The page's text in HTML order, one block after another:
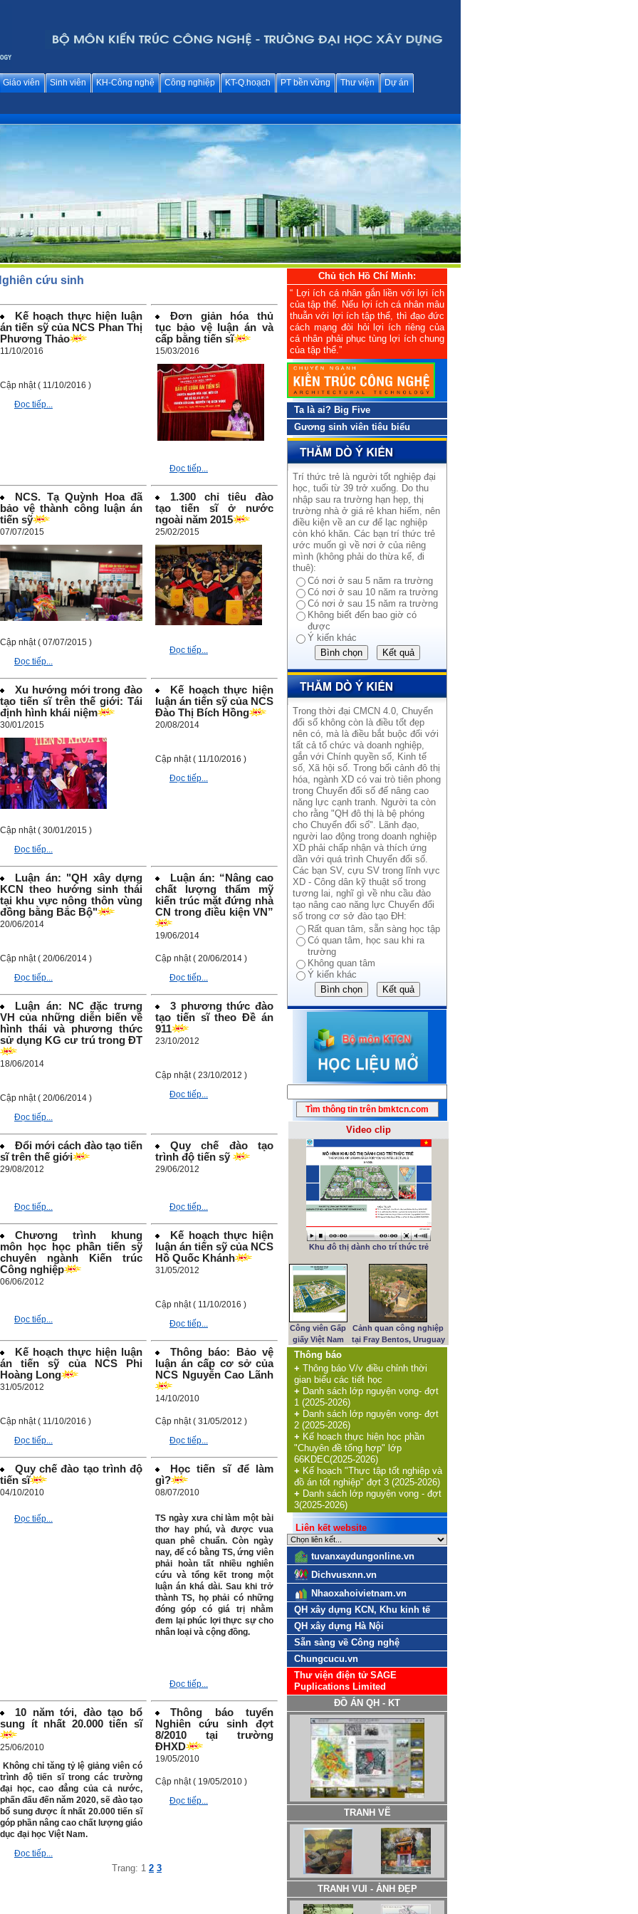
Giáo viên Sinh viên KH-Công nghệ Công nghiệp KT-Q.hoạch PT bền vững Thư viện Dự án
cứu sinh
Kế hoạch thực hiện luận
án tiến sỹ của NCS Phan Thị
Phương Thảo
11/10/2016
Cập nhật ( 11/10/2016 )
Đọc tiếp...
Đơn giản hóa thủ
tục bảo vệ luận án và
cấp bằng tiến sĩ
15/03/2016
Đọc tiếp...
NCS. Tạ Quỳnh Hoa đã
bảo vệ thành công luận án
tiến sỹ
07/07/2015
Cập nhật ( 07/07/2015 )
Đọc tiếp...
1.300 chỉ tiêu đào
tạo tiến sĩ ở nước
ngoài năm 2015
25/02/2015
Đọc tiếp...
Xu hướng mới trong đào
tạo tiến sĩ trên thế giới: Tái
định hình khái niệm
30/01/2015
Cập nhật ( 30/01/2015 )
Đọc tiếp...
Kế hoạch thực hiện
luận án tiến sỹ của NCS
Đào Thị Bích Hồng
20/08/2014
Cập nhật ( 11/10/2016 )
Đọc tiếp...
Luận án: "QH xây dựng
KCN theo hướng sinh thái
tại khu vực nông thôn vùng
đồng bằng Bắc Bộ"
20/06/2014
Cập nhật ( 20/06/2014 )
Đọc tiếp...
Luận án: “Nâng cao
chất lượng thẩm mỹ
kiến trúc mặt đứng nhà
CN trong điều kiện VN”
19/06/2014
Cập nhật ( 20/06/2014 )
Đọc tiếp...
Luận án: NC đặc trưng
VH của những diễn biến về
hình thái và phương thức
sử dụng KG cư trú trong ĐT
18/06/2014
Cập nhật ( 20/06/2014 )
Đọc tiếp...
3 phương thức đào
tạo tiến sĩ theo Đề án
911
23/10/2012
Cập nhật ( 23/10/2012 )
Đọc tiếp...
Đổi mới cách đào tạo tiến
sĩ trên thế giới
29/08/2012
Đọc tiếp...
Quy chế đào tạo
trình độ tiến sỹ
29/06/2012
Đọc tiếp...
Chương trình khung
môn học học phần tiến sỹ
chuyên ngành Kiến trúc
Công nghiệp
06/06/2012
Đọc tiếp...
Kế hoạch thực hiện
luận án tiến sỹ của NCS
Hồ Quốc Khánh
31/05/2012
Cập nhật ( 11/10/2016 )
Đọc tiếp...
Kế hoạch thực hiện luận
án tiến sỹ của NCS Phi
Hoàng Long
31/05/2012
Cập nhật ( 11/10/2016 )
Đọc tiếp...
Thông báo: Bảo vệ
luận án cấp cơ sở của
NCS Nguyễn Cao Lãnh
14/10/2010
Cập nhật ( 31/05/2012 )
Đọc tiếp...
Quy chế đào tạo trình độ
tiến sĩ
04/10/2010
Đọc tiếp...
Học tiến sĩ để làm
gì?
08/07/2010
TS ngày xưa chỉ làm một bài
thơ hay phú, và được vua
quan phê chuẩn. Còn ngày
nay, để có bằng TS, ứng viên
phải hoàn tất nhiều nghiên
cứu và tổng kết trong một
luận án khá dài. Sau khi trở
thành TS, họ phải có những
đóng góp có giá trị nhằm
đem lại phúc lợi thực sự cho
nhân loại và cộng đồng.
Đọc tiếp...
10 năm tới, đào tạo bổ
sung ít nhất 20.000 tiến sĩ
25/06/2010
Không chỉ tăng tỷ lệ giảng viên có
trình độ tiến sĩ trong các trường
đại học, cao đẳng của cả nước,
phấn đấu đến năm 2020, sẽ đào tạo
bổ sung được ít nhất 20.000 tiến sĩ
góp phần nâng cao chất lượng giáo
dục đại học Việt Nam.
Đọc tiếp...
Thông báo tuyển
Nghiên cứu sinh đợt
8/2010 tại trường
ĐHXD
19/05/2010
Cập nhật ( 19/05/2010 )
Đọc tiếp...
Trang: 1 2 3
Chủ tịch Hồ Chí Minh:
“ Lợi ích cá nhân gắn liền với lợi ích
của tập thể. Nếu lợi ích cá nhân mâu
thuẫn với lợi ích tập thể, thì đạo đức
cách mạng đòi hỏi lợi ích riêng của
cá nhân phải phục tùng lợi ích chung
của tập thể.”
Ta là ai? Big Five
Gương sinh viên tiêu biểu
Trí thức trẻ là người tốt nghiệp đại
học, tuổi từ 39 trở xuống. Do thu
nhập sau ra trường hạn hẹp, thị
trường nhà ở giá rẻ khan hiếm, nên
điều kiện về an cư để lạc nghiệp
còn khó khăn. Các bạn trí thức trẻ
ước muốn gì về nơi ở của riêng
mình (không phải do thừa kế, đi
thuê):
Có nơi ở sau 5 năm ra trường
Có nơi ở sau 10 năm ra trường
Có nơi ở sau 15 năm ra trường
Không biết đến bao giờ có
được
Ý kiến khác
Trong thời đại CMCN 4.0, Chuyển
đổi số không còn là điều tốt đẹp
nên có, mà là điều bắt buộc đối với
tất cả tổ chức và doanh nghiệp,
gắn với Chính quyền số, Kinh tế
số, Xã hội số. Trong bối cảnh đô thị
hóa, ngành XD có vai trò tiên phong
trong Chuyển đổi số đế nâng cao
năng lực cạnh tranh. Người ta còn
cho rằng "QH đô thị là bệ phóng
cho Chuyển đổi số". Lãnh đạo,
người lao động trong doanh nghiệp
XD phải chấp nhận và thích ứng
dần với quá trình Chuyển đổi số.
Các bạn SV, cựu SV trong lĩnh vực
XD - Công dân kỹ thuật số trong
tương lai, nghĩ gì về nhu cầu đào
tạo nâng cao năng lực Chuyển đổi
số trong cơ sở đào tạo ĐH:
Rất quan tâm, sẵn sàng học tập
Có quan tâm, học sau khi ra
trường
Không quan tâm
Ý kiến khác
Video clip
Khu đô thị dành cho trí thức trẻ
Công viên Gấp
giấy Việt Nam
Cảnh quan công nghiệp
tại Fray Bentos, Uruguay
Thông báo
+ Thông báo V/v điều chỉnh thời
gian biểu các tiết học
+ Danh sách lớp nguyện vọng- đợt
1 (2025-2026)
+ Danh sách lớp nguyện vọng- đợt
2 (2025-2026)
+ Kế hoạch thực hiện học phần
"Chuyên đề tổng hợp" lớp
66KDEC(2025-2026)
+ Kế hoạch "Thực tập tốt nghiệp và
đồ án tốt nghiệp" đợt 3 (2025-2026)
+ Danh sách lớp nguyện vọng - đợt
3(2025-2026)
Liên kết website
tuvanxaydungonline.vn
Dichvusxnn.vn
Nhaoxahoivietnam.vn
QH xây dựng KCN, Khu kinh tế
QH xây dựng Hà Nội
Sẵn sàng về Công nghệ
Chungcucu.vn
Thư viện điện tử SAGE
Puplications Limited
ĐỒ ÁN QH - KT
TRANH VẼ
TRANH VUI - ẢNH ĐẸP